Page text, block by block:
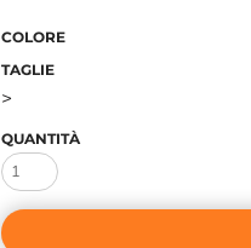
COLORE
TAGLIE
>
QUANTITÀ